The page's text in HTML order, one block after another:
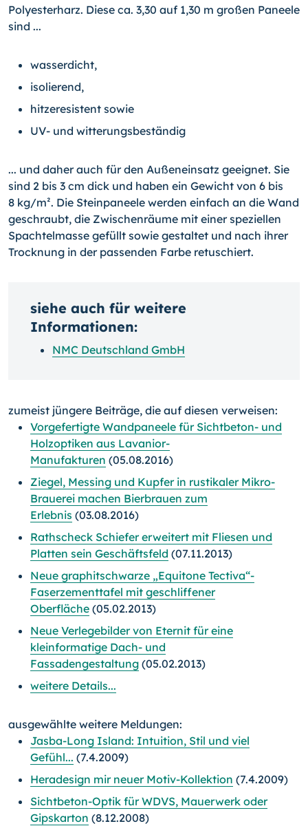
Polyesterharz. Diese ca. 3,30 auf 1,30 m großen Paneele
sind ...
wasserdicht,
isolierend,
hitzeresistent sowie
UV- und witterungsbeständig
... und daher auch für den Außeneinsatz geeignet. Sie
sind 2 bis 3 cm dick und haben ein Gewicht von 6 bis
8 kg/m². Die Steinpaneele werden einfach an die Wand
geschraubt, die Zwischenräume mit einer speziellen
Spachtelmasse gefüllt sowie gestaltet und nach ihrer
Trocknung in der passenden Farbe retuschiert.
siehe auch für weitere
Informationen:
NMC Deutschland GmbH
zumeist jüngere Beiträge, die auf diesen verweisen:
Vorgefertigte Wandpaneele für Sichtbeton- und
Holzoptiken aus Lavanior-
Manufakturen (05.08.2016)
Ziegel, Messing und Kupfer in rustikaler Mikro-
Brauerei machen Bierbrauen zum
Erlebnis (03.08.2016)
Rathscheck Schiefer erweitert mit Fliesen und
Platten sein Geschäftsfeld (07.11.2013)
Neue graphitschwarze „Equitone Tectiva“-
Faserzementtafel mit geschliffener
Oberfläche (05.02.2013)
Neue Verlegebilder von Eternit für eine
kleinformatige Dach- und
Fassadengestaltung (05.02.2013)
weitere Details...
ausgewählte weitere Meldungen:
Jasba-Long Island: Intuition, Stil und viel
Gefühl... (7.4.2009)
Heradesign mir neuer Motiv-Kollektion (7.4.2009)
Sichtbeton-Optik für WDVS, Mauerwerk oder
Gipskarton (8.12.2008)